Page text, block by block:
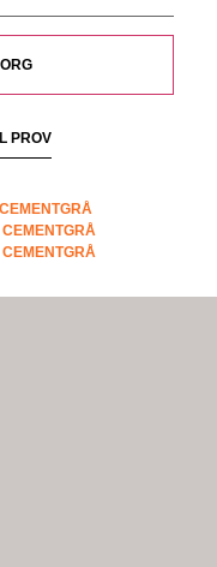
PROV
CEMENTGRÅ
CEMENTGRÅ